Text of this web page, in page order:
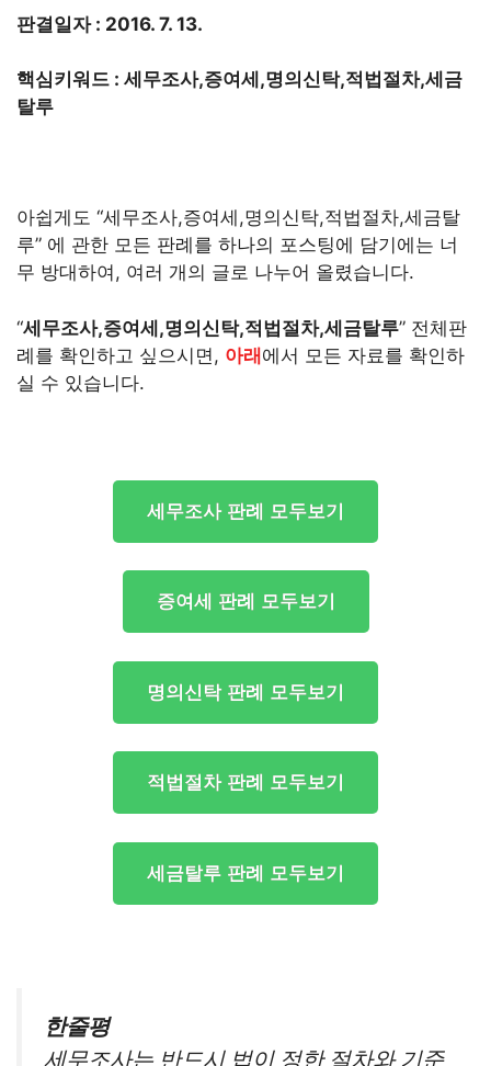
판결일자 : 2016. 7. 13.
핵심키워드 : 세무조사,증여세,명의신탁,적법절차,세금
탈루
아쉽게도 “세무조사,증여세,명의신탁,적법절차,세금탈
루” 에 관한 모든 판례를 하나의 포스팅에 담기에는 너
무 방대하여, 여러 개의 글로 나누어 올렸습니다.
“세무조사,증여세,명의신탁,적법절차,세금탈루” 전체판
례를 확인하고 싶으시면, 아래에서 모든 자료를 확인하
실 수 있습니다.
세무조사 판례 모두보기
증여세 판례 모두보기
명의신탁 판례 모두보기
적법절차 판례 모두보기
세금탈루 판례 모두보기
한줄평
세무조사는 반드시 법이 정한 절차와 기준